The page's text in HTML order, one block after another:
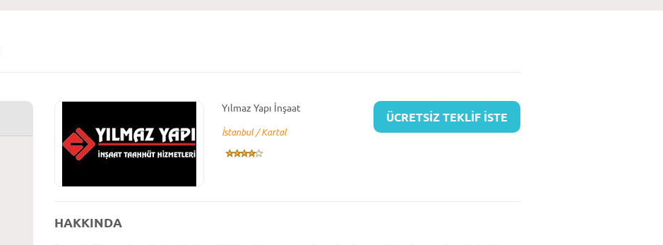
Yılmaz Yapı İnşaat
İstanbul / Kartal
ÜCRETSİZ TEKLİF İSTE
HAKKINDA